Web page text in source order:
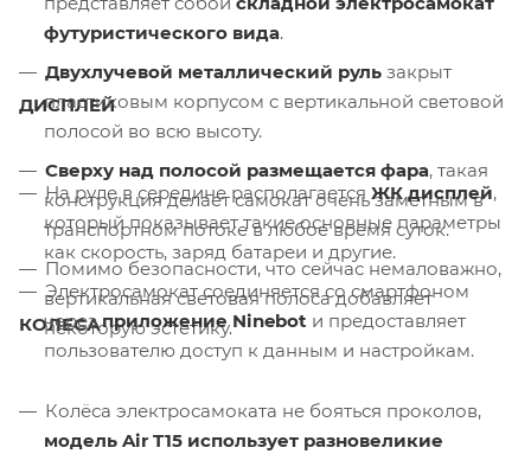
футуристического вида.
Двухлучевой металлический руль закрыт
пластиковым корпусом с вертикальной световой
полосой во всю высоту.
Сверху над полосой размещается фара, такая
конструкция делает самокат очень заметным в
транспортном потоке в любое время суток.
Помимо безопасности, что сейчас немаловажно,
вертикальная световая полоса добавляет
некоторую эстетику.
ДИСПЛЕЙ
На руле в середине располагается ЖК дисплей,
который показывает такие основные параметры
как скорость, заряд батареи и другие.
Электросамокат соединяется со смартфоном
черезприложение Ninebot и предоставляет
пользователю доступ к данным и настройкам.
КОЛЕСА
Колёса электросамоката не бояться проколов,
модель Air T15 использует разновеликие